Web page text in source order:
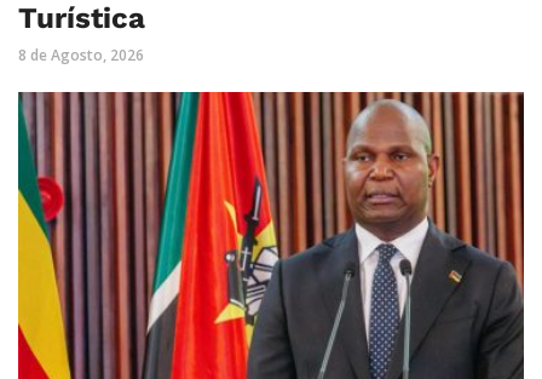
Turística
8 de Agosto, 2026